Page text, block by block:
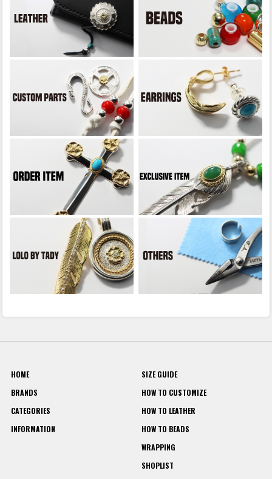
HOME
BRANDS
CATEGORIES
INFORMATION
SIZE GUIDE
HOW TO CUSTOMIZE
HOW TO LEATHER
HOW TO BEADS
WRAPPING
SHOPLIST